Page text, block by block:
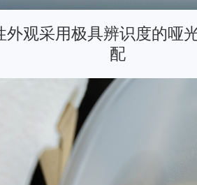
外观采用极具辨识度的哑
配